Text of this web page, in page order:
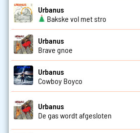
Urbanus
Bakske vol met stro
Urbanus
Brave gnoe
Urbanus
Cowboy Boyco
Urbanus
De gas wordt afgesloten